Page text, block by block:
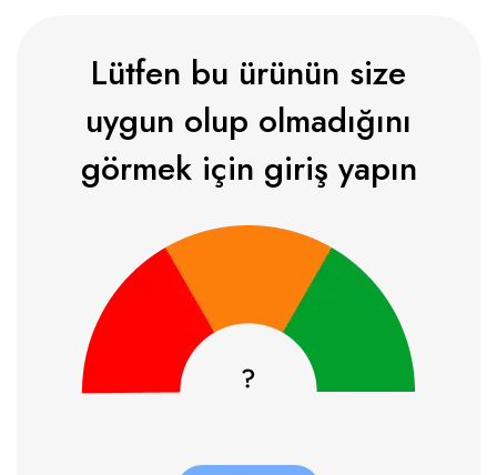
Lütfen bu ürünün size
uygun olup olmadığını
görmek için giriş yapın